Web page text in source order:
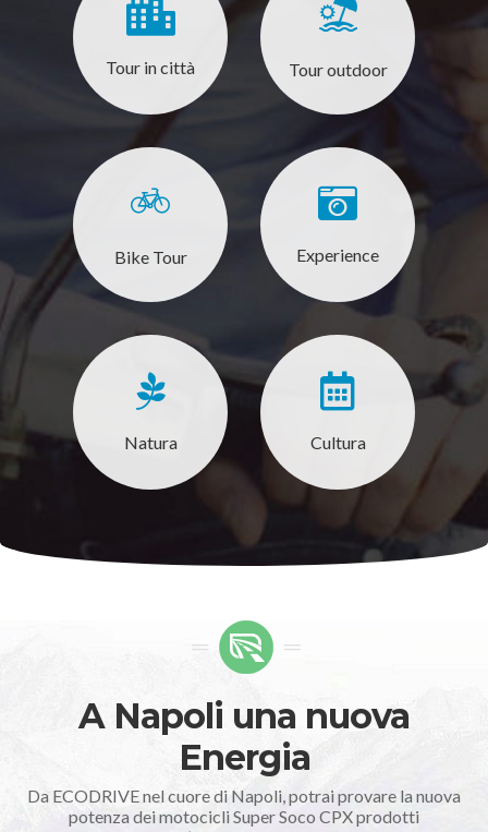
Tour in città Tour outdoor
Bike Tour Experience
Natura Cultura
A Napoli una nuova
Energia
Da ECODRIVE nel cuore di Napoli, potrai provare la nuova
potenza dei motocicli Super Soco CPX prodotti